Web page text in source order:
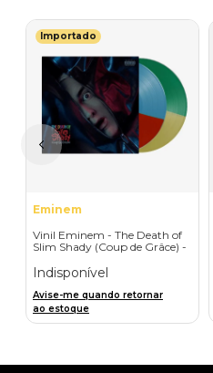
Importado
Eminem
Vinil Eminem - The Death of
Slim Shady (Coup de Grâce) -
Indisponível
Avise-me quando retornar
ao estoque